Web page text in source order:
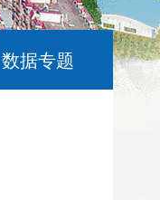
数据专题